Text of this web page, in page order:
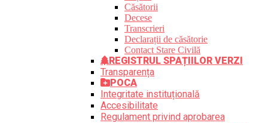
Căsătorii
Decese
Transcrieri
Declarații de căsătorie
Contact Stare Civilă
REGISTRUL SPAȚIILOR VERZI
Transparența
POCA
Integritate instituțională
Accesibilitate
Regulament privind aprobarea